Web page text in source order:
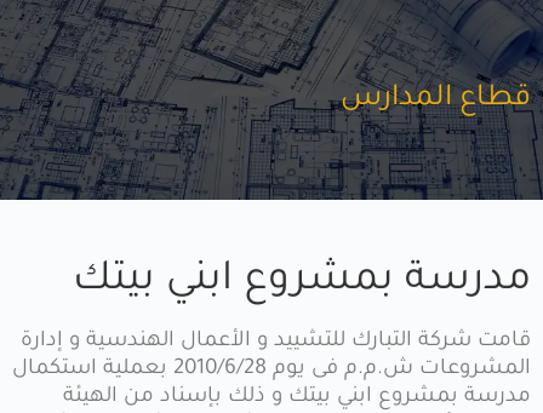
قطاع المدارس
مدرسة بمشروع ابني بيتك
قامت شركة التبارك للتشييد و الأعمال الهندسية و إدارة
المشروعات ش.م.م فى يوم 2010/6/28 بعملية استكمال
مدرسة بمشروع ابني بيتك و ذلك بإسناد من الهيئة